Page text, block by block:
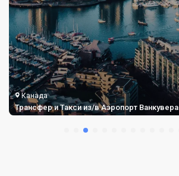
Канада
​​Трансфер и Такси из/в Аэропорт Ванкувера